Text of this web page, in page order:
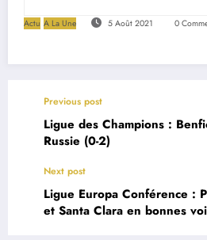
Actu A La Une 5 Août 2021 0
Previous post
Ligue des Champions :
Russie (0-2)
Next post
Ligue Europa Conférence :
et Santa Clara en bonnes